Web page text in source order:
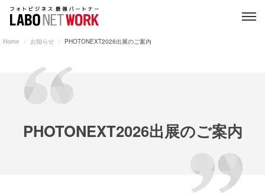
Home お知らせ PHOTONEXT2026出展のご案内
PHOTONEXT2026出展のご案内